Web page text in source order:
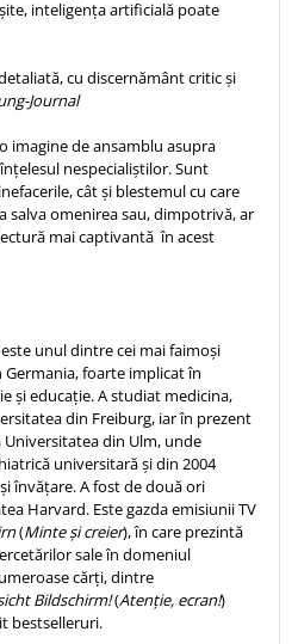
inteligența artificială poate
cu discernământ critic și
Journal
imagine de ansamblu asupra
nespecialiștilor. Sunt
cât și blestemul cu care
salva omenirea sau, dimpotrivă, ar
mai captivantă în acest
este unul dintre cei mai faimoși
foarte implicat în
și educație. A studiat medicina,
din Freiburg, iar în prezent
din Ulm, unde
universitară și din 2004
învățare. A fost de două ori
Harvard. Este gazda emisiunii TV
(Minte și creier), în care prezintă
sale în domeniul
cărți, dintre
Bildschirm!(Atenție, ecran!)
bestselleruri.